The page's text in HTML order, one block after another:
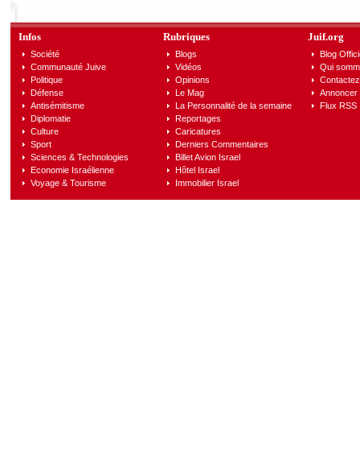
Infos
Société
Communauté Juive
Politique
Défense
Antisémitisme
Diplomatie
Culture
Sport
Sciences & Technologies
Economie Israélienne
Voyage & Tourisme
Rubriques
Blogs
Vidéos
Opinions
Le Mag
La Personnalité de la semaine
Reportages
Caricatures
Derniers Commentaires
Billet Avion Israel
Hôtel Israel
Immobilier Israel
Juif.org
Blog
Qui
Annoncer
Flux RSS